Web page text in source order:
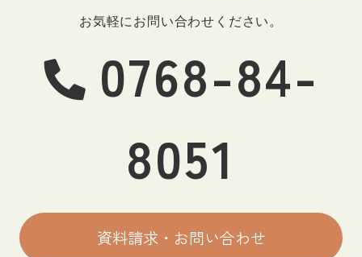
お気軽にお問い合わせください。
0768-84-
8051
資料請求・お問い合わせ